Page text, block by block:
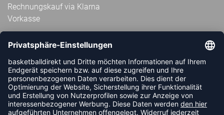
Rechnungskauf via Klarna
Vorkasse
ABONNIERE JETZT DEN KOSTENLOSEN
HANDBALLDIREKT-NEWSLETTER UND VERPASSE KEINE
NEUIGKEIT ODER AKTION MEHR.
JETZT ANMELDEN